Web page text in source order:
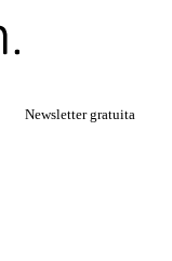
Newsletter gratuita